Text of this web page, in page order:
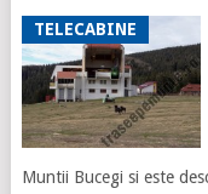
TELECABINE
Muntii Bucegi si este